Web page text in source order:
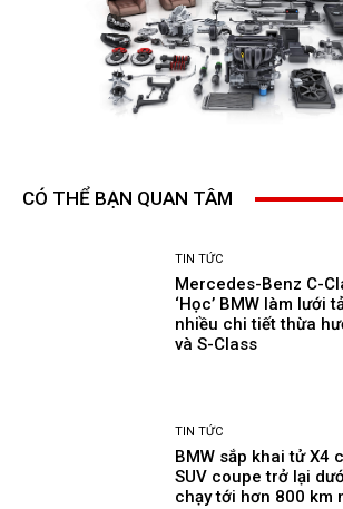
CÓ THỂ BẠN QUAN TÂM
TIN TỨC
Mercedes-Benz C-
‘Học’ BMW làm lưới
nhiều chi tiết thừa
và S-Class
TIN TỨC
BMW sắp khai tử X4
SUV coupe trở lại
chạy tới hơn 800 km